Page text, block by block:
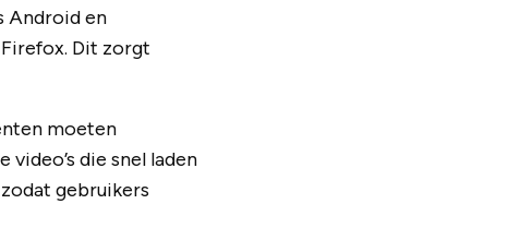
Android en
Dit zorgt
moeten
die snel laden
gebruikers